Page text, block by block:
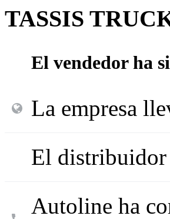
TASSIS
El vendedor ha
La empresa
El distribuidor
Autoline ha